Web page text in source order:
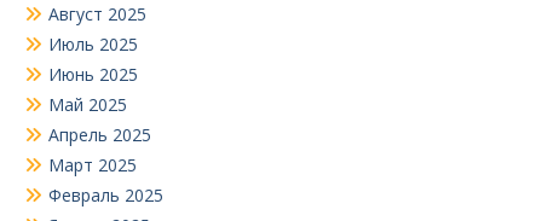
Август 2025
Июль 2025
Июнь 2025
Май 2025
Апрель 2025
Март 2025
Февраль 2025